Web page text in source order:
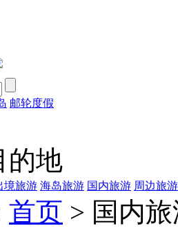
邮轮度假
的地
境旅游 海岛旅游 国内旅游 周边旅游
首页 > 国内